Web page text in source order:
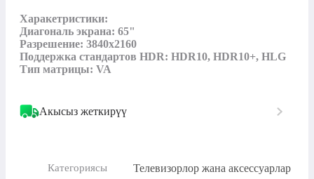
Харакетристики:
Диагональ экрана: 65"
Разрешение: 3840x2160
Поддержка стандартов HDR: HDR10, HDR10+, HLG
Тип матрицы: VA
Акысыз жеткирүү
Категориясы Телевизорлор жана аксессуарлар